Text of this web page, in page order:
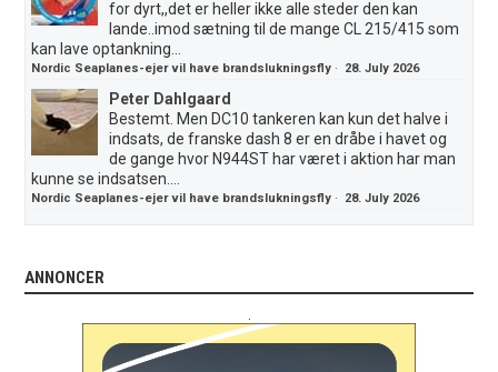
for dyrt,,det er heller ikke alle steder den kan
lande..imod sætning til de mange CL 215/415 som
kan lave optankning...
Nordic Seaplanes-ejer vil have brandslukningsfly · 28. July 2026
Peter Dahlgaard
Bestemt. Men DC10 tankeren kan kun det halve i
indsats, de franske dash 8 er en dråbe i havet og
de gange hvor N944ST har været i aktion har man
kunne se indsatsen....
Nordic Seaplanes-ejer vil have brandslukningsfly · 28. July 2026
ANNONCER